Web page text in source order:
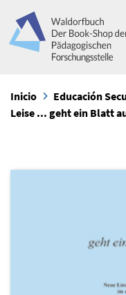
Inicio Educación
Leise ... geht ein Blatt